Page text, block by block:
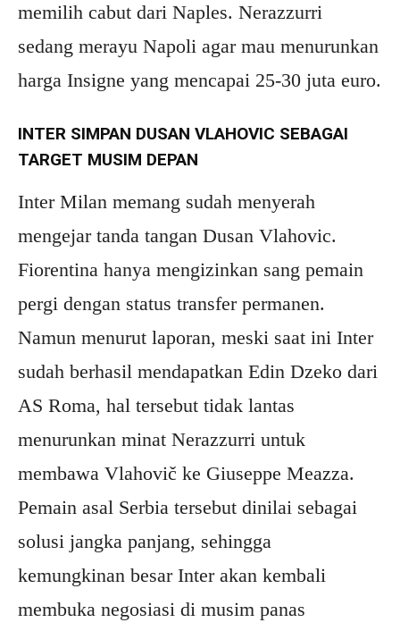
memilih cabut dari Naples. Nerazzurri
sedang merayu Napoli agar mau menurunkan
harga Insigne yang mencapai 25-30 juta euro.
INTER SIMPAN DUSAN VLAHOVIC SEBAGAI
TARGET MUSIM DEPAN
Inter Milan memang sudah menyerah
mengejar tanda tangan Dusan Vlahovic.
Fiorentina hanya mengizinkan sang pemain
pergi dengan status transfer permanen.
Namun menurut laporan, meski saat ini Inter
sudah berhasil mendapatkan Edin Dzeko dari
AS Roma, hal tersebut tidak lantas
menurunkan minat Nerazzurri untuk
membawa Vlahovič ke Giuseppe Meazza.
Pemain asal Serbia tersebut dinilai sebagai
solusi jangka panjang, sehingga
kemungkinan besar Inter akan kembali
membuka negosiasi di musim panas